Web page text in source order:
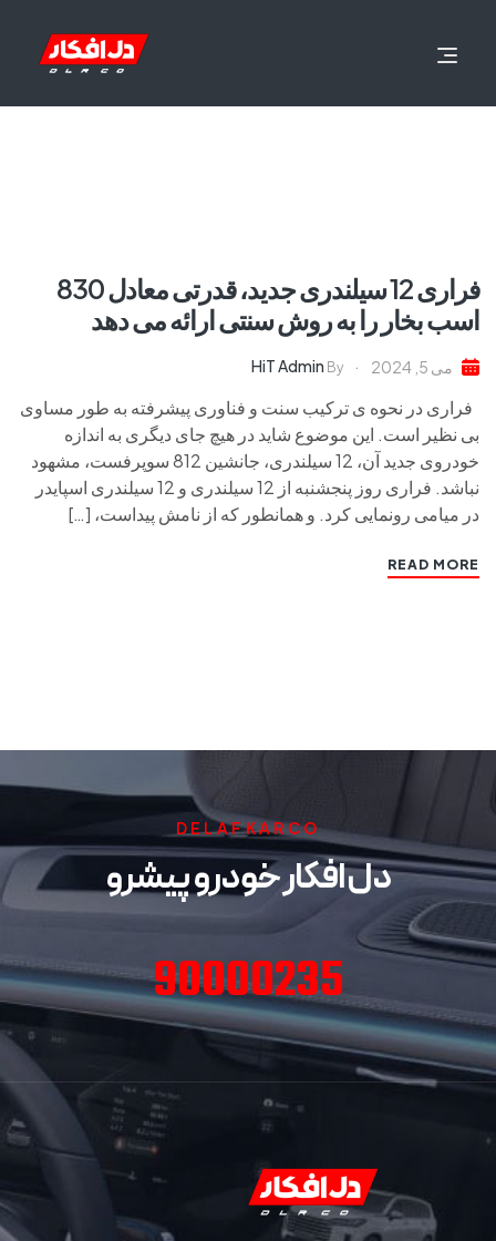
فراری 12 سیلندری جدید، قدرتی معادل 830
اسب بخار را به روش سنتی ارائه می دهد
می 5, 2024 By
HiT Admin
فراری در نحوه ی ترکیب سنت و فناوری پیشرفته به طور مساوی
بی نظیر است. این موضوع شاید در هیچ جای دیگری به اندازه
خودروی جدید آن، 12 سیلندری، جانشین 812 سوپرفست، مشهود
نباشد. فراری روز پنجشنبه از 12 سیلندری و 12 سیلندری اسپایدر
در میامی رونمایی کرد. و همانطور که از نامش پیداست، […]
READ MORE
DELAFKARCO
دل افکار خودرو پیشرو
90000235